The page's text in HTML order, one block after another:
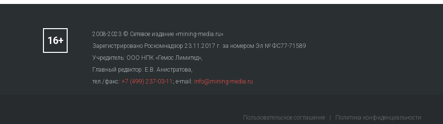
2008-2023 © Сетевое издание «mining-media.ru»
Зарегистрировано Роскомнадзор 23.11.2017 г. за номером Эл № ФС77-71589
Учредитель: ООО НПК «Гемос Лимитед»,
Главный редактор: Е.В. Анистратова,
тел./факс: +7 (499) 237-03-11 ; e-mail: info@mining-media.ru
Пользовательское соглашение Политика конфиденциальности